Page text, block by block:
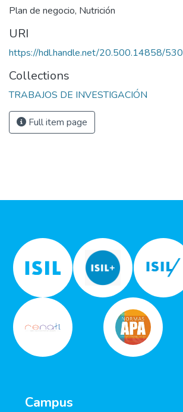
Plan de negocio, Nutrición
URI
https://hdl.handle.net/20.500.14858/530
Collections
TRABAJOS DE INVESTIGACIÓN
Full item page
Campus